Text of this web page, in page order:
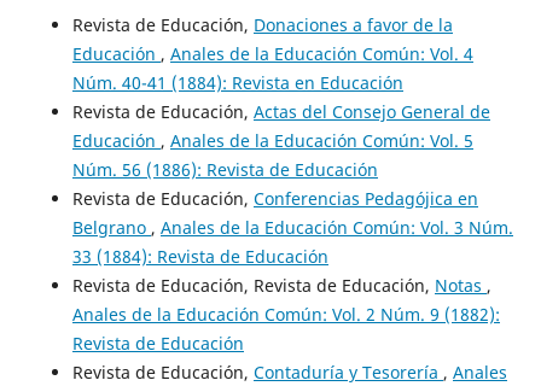
Revista de Educación, Donaciones a favor de la
Educación , Anales de la Educación Común: Vol. 4
Núm. 40-41 (1884): Revista en Educación
Revista de Educación, Actas del Consejo General de
Educación , Anales de la Educación Común: Vol. 5
Núm. 56 (1886): Revista de Educación
Revista de Educación, Conferencias Pedagójica en
Belgrano , Anales de la Educación Común: Vol. 3 Núm.
33 (1884): Revista de Educación
Revista de Educación, Revista de Educación, Notas ,
Anales de la Educación Común: Vol. 2 Núm. 9 (1882):
Revista de Educación
Revista de Educación, Contaduría y Tesorería , Anales